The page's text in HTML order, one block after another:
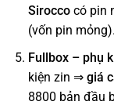
Siroccocó pin
(vốn pin mỏng).
Fullbox – phụ
kiện zin ⇒ giá
8800 bản đầu